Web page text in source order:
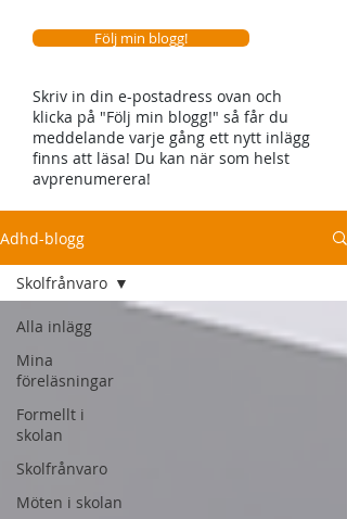
Följ min blogg!
Skriv in din e-postadress ovan och
klicka på "Följ min blogg!" så får du
meddelande varje gång ett nytt inlägg
finns att läsa! Du kan när som helst
avprenumerera!
Adhd-blogg
Alla inlägg
Mina
föreläsningar
Formellt i
skolan
Skolfrånvaro
Möten i skolan
Skolfrånvaro